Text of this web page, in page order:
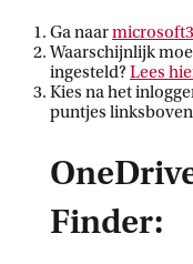
Ga naar
Waarschijnlijk
ingesteld? Lees
Kies na het
puntjes
Finder: